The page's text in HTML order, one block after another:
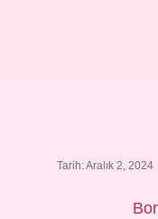
Tarih: Aralık 2, 2024